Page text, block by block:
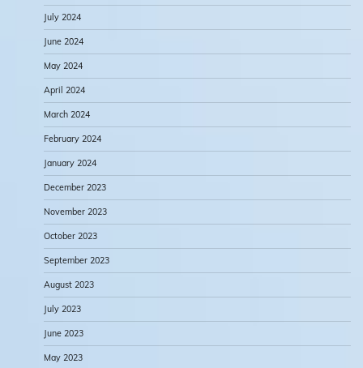
July 2024
June 2024
May 2024
April 2024
March 2024
February 2024
January 2024
December 2023
November 2023
October 2023
September 2023
August 2023
July 2023
June 2023
May 2023